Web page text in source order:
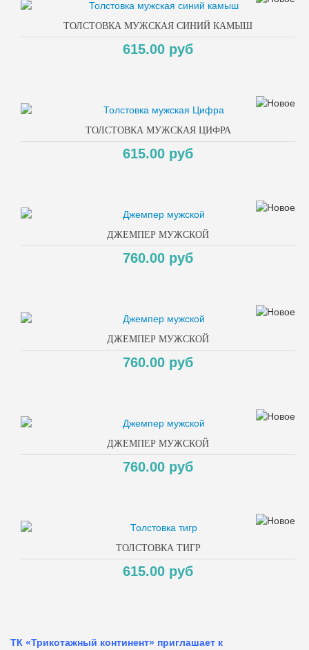
ТОЛСТОВКА МУЖСКАЯ СИНИЙ КАМЫШ
615.00 руб
ТОЛСТОВКА МУЖСКАЯ ЦИФРА
615.00 руб
ДЖЕМПЕР МУЖСКОЙ
760.00 руб
ДЖЕМПЕР МУЖСКОЙ
760.00 руб
ДЖЕМПЕР МУЖСКОЙ
760.00 руб
ТОЛСТОВКА ТИГР
615.00 руб
ТК «Трикотажный континент» приглашает к